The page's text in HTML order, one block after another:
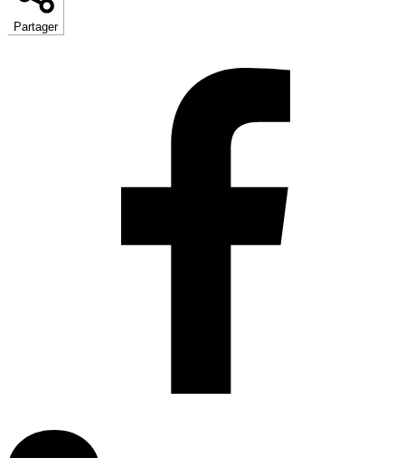
Partager